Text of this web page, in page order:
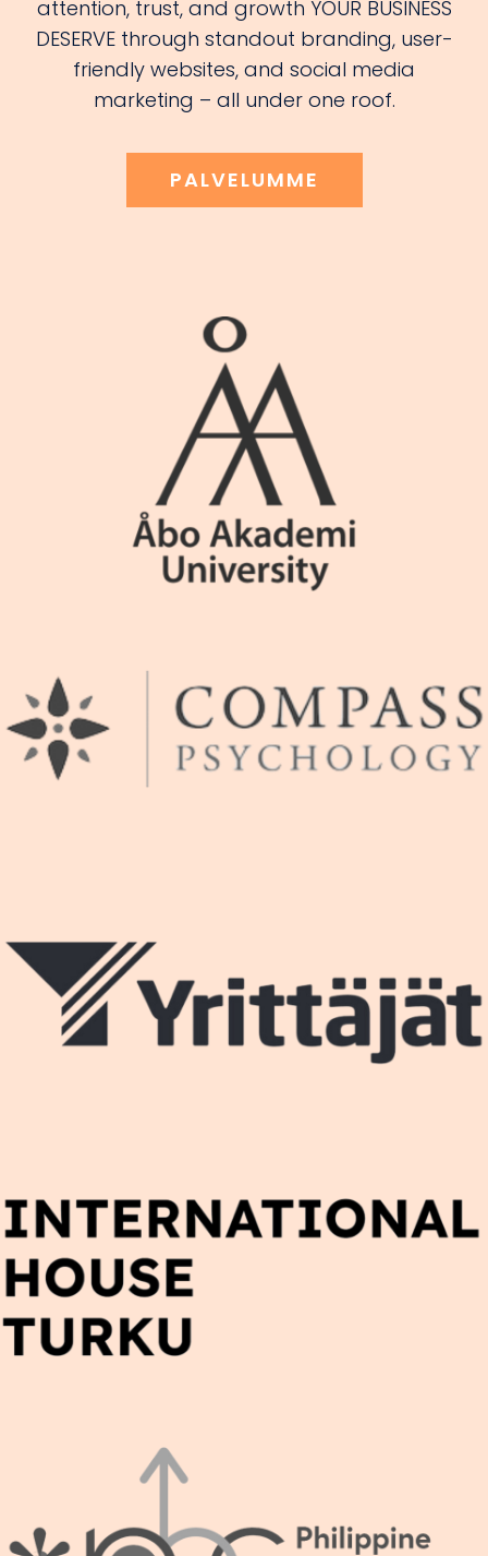
attention, trust, and growth YOUR BUSINESS
DESERVE through standout branding, user-
friendly websites, and social media
marketing – all under one roof.
PALVELUMME